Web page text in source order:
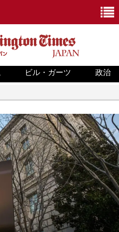
ビル・ガーツ 政治